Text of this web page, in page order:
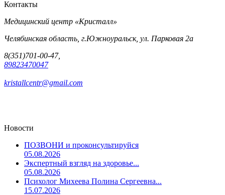
Контакты
Медицинский центр «Кристалл»
Челябинская область, г.Южноуральск, ул. Парковая 2а
8(351)701-00-47,
89823470047
kristallcentr@gmail.com
Новости
ПОЗВОНИ и проконсультируйся
05.08.2026
Экспертный взгляд на здоровье...
05.08.2026
Психолог Михеева Полина Сергеевна...
15.07.2026